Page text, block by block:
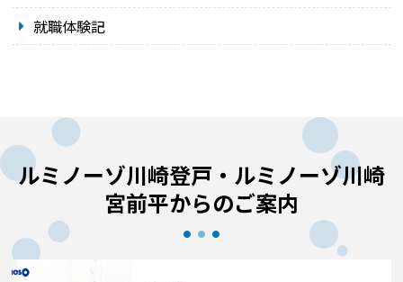
就職体験記
ルミノーゾ川崎登戸・ルミノーゾ川崎
宮前平からのご案内